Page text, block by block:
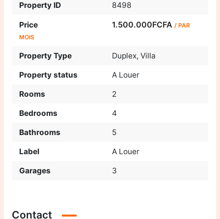
Property ID 8498
Price 1.500.000FCFA / PAR
MOIS
Property Type Duplex, Villa
Property status A Louer
Rooms 2
Bedrooms 4
Bathrooms 5
Label A Louer
Garages 3
Contact